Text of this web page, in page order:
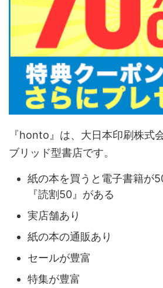
『honto』は、大日本印刷株式
ブリッド型書店です。
紙の本を買うと電子書籍が
『読割50』がある
実店舗あり
紙の本の通販あり
セールが豊富
特集が豊富